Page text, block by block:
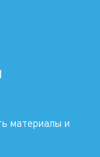
материалы и